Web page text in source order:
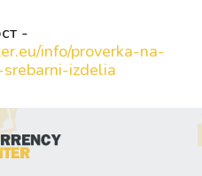
-
info/proverka-na-
izdelia